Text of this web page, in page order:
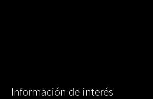
Información de interés